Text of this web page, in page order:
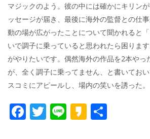
マジックのよう。彼の中には確かにキリン
ッセージが届き、最後に海外の監督との仕
動の場が広がったことについて聞かれると
いで調子に乗っていると思われたら困りま
がやりたいです。偶然海外の作品を2本やっ
が、全く調子に乗ってません、と書いてお
スコミにアピールし、場内の笑いを誘った。
F T Li K